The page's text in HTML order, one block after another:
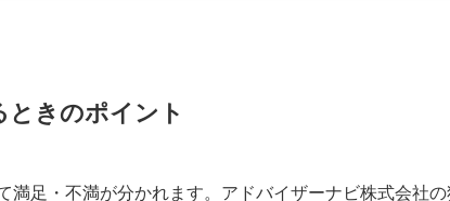
ときのポイント
満足・不満が分かれます。アドバイザーナビ株式会社